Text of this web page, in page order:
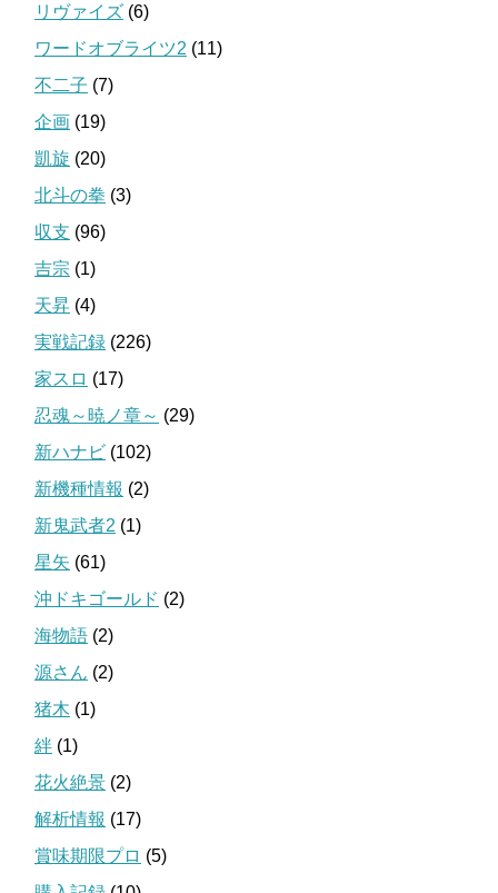
リヴァイズ (6)
ワードオブライツ2 (11)
不二子 (7)
企画 (19)
凱旋 (20)
北斗の拳 (3)
収支 (96)
吉宗 (1)
天昇 (4)
実戦記録 (226)
家スロ (17)
忍魂～暁ノ章～ (29)
新ハナビ (102)
新機種情報 (2)
新鬼武者2 (1)
星矢 (61)
沖ドキゴールド (2)
海物語 (2)
源さん (2)
猪木 (1)
絆 (1)
花火絶景 (2)
解析情報 (17)
賞味期限プロ (5)